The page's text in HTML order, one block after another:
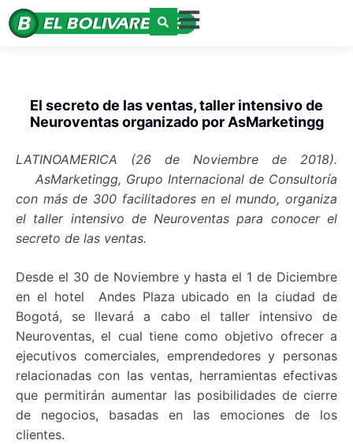
El secreto de las ventas, taller intensivo de
Neuroventas organizado por AsMarketingg
LATINOAMERICA (26 de Noviembre de 2018).
AsMarketingg, Grupo Internacional de Consultoría
con más de 300 facilitadores en el mundo, organiza
el taller intensivo de Neuroventas para conocer el
secreto de las ventas.
Desde el 30 de Noviembre y hasta el 1 de Diciembre
en el hotel Andes Plaza ubicado en la ciudad de
Bogotá, se llevará a cabo el taller intensivo de
Neuroventas, el cual tiene como objetivo ofrecer a
ejecutivos comerciales, emprendedores y personas
relacionadas con las ventas, herramientas efectivas
que permitirán aumentar las posibilidades de cierre
de negocios, basadas en las emociones de los
clientes.